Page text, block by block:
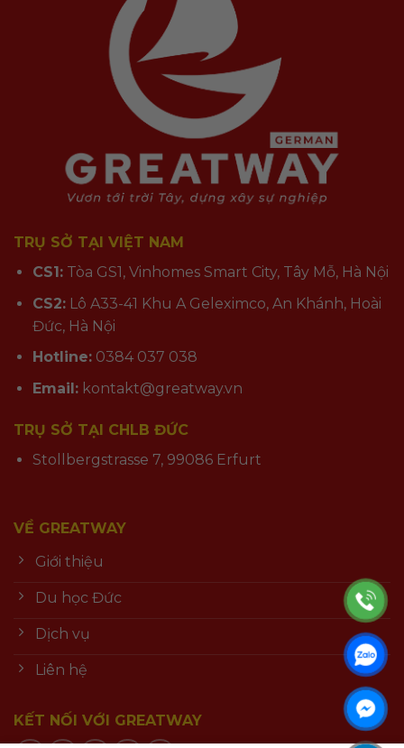
TRỤ SỞ TẠI VIỆT NAM
CS1:Tòa GS1, Vinhomes Smart City, Tây Mỗ, Hà Nội
CS2:Lô A33-41 Khu A Geleximco, An Khánh, Hoài
Đức, Hà Nội
Hotline: 0384 037 038
Email: kontakt@greatway.vn
TRỤ SỞ TẠI CHLB ĐỨC
Stollbergstrasse 7, 99086 Erfurt
VỀ GREATWAY
Giới thiệu
Du học Đức
Dịch vụ
Liên hệ
KẾT NỐI VỚI GREATWAY